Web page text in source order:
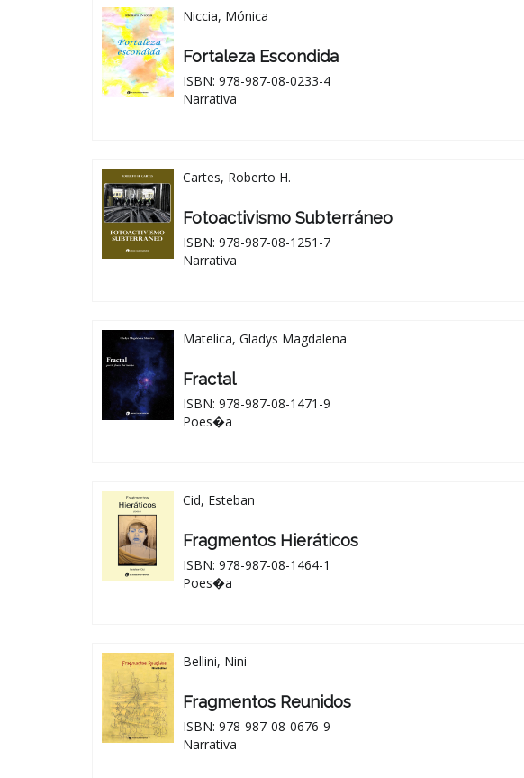
Niccia, Mónica
Fortaleza Escondida
ISBN: 978-987-08-0233-4
Narrativa
Cartes, Roberto H.
Fotoactivismo Subterráneo
ISBN: 978-987-08-1251-7
Narrativa
Matelica, Gladys Magdalena
Fractal
ISBN: 978-987-08-1471-9
Poes�a
Cid, Esteban
Fragmentos Hieráticos
ISBN: 978-987-08-1464-1
Poes�a
Bellini, Nini
Fragmentos Reunidos
ISBN: 978-987-08-0676-9
Narrativa